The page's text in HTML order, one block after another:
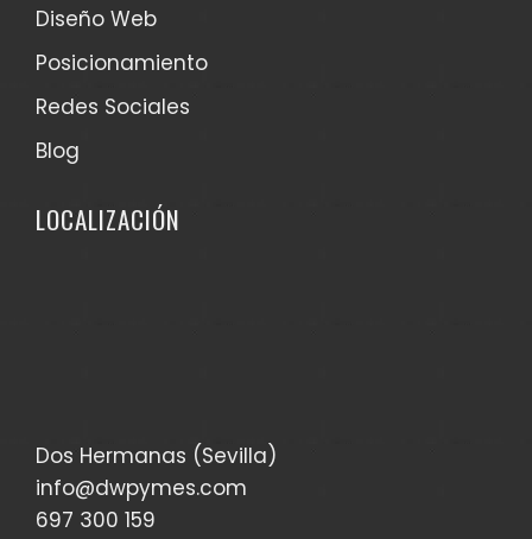
Diseño Web
Posicionamiento
Redes Sociales
Blog
LOCALIZACIÓN
Dos Hermanas (Sevilla)
info@dwpymes.com
697 300 159